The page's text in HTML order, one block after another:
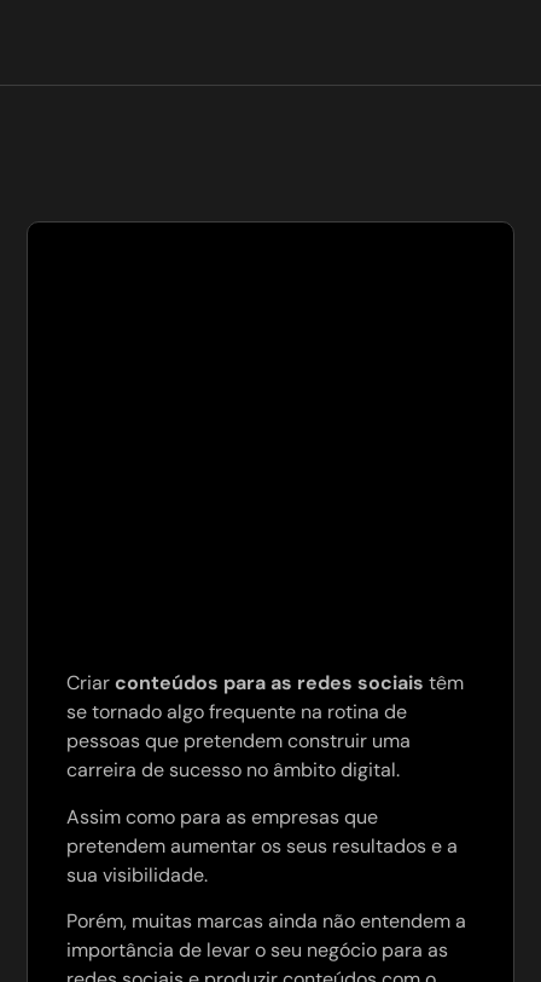
Criarconteúdos para as redes sociais têm
se tornado algo frequente na rotina de
pessoas que pretendem construir uma
carreira de sucesso no âmbito digital.
Assim como para as empresas que
pretendem aumentar os seus resultados e a
sua visibilidade.
Porém, muitas marcas ainda não entendem a
importância de levar o seu negócio para as